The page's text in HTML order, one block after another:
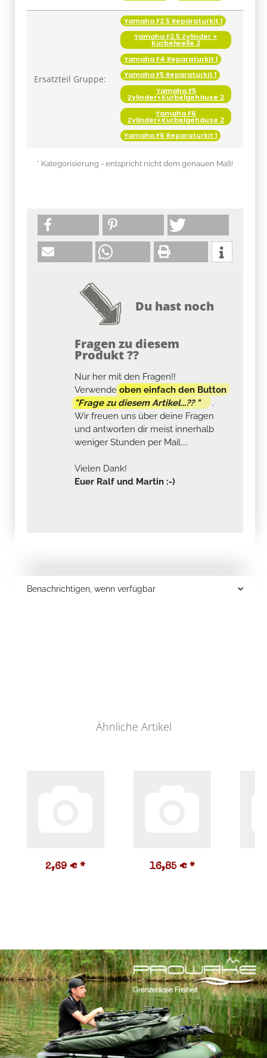
Ersatzteil Gruppe:
Yamaha F2.5 Reparaturkit 1
Yamaha F2.5 Zylinder +
Kurbelwelle 2
Yamaha F4 Reparaturkit 1
Yamaha F5 Reparaturkit 1
Yamaha F5
Zylinder+Kurbelgehäuse 2
Yamaha F6
Zylinder+Kurbelgehäuse 2
Yamaha F6 Reparaturkit 1
* Kategorisierung - entspricht nicht dem genauen Maß!
Du hast noch
Fragen zu diesem
Produkt ??
Nur her mit den Fragen!!
Verwendeoben einfach den Button
"Frage zu diesem Artikel...?? "
.
Wir freuen uns über deine Fragen
und antworten dir meist innerhalb
weniger Stunden per Mail....
Vielen Dank!
Euer Ralf und Martin :-)
Benachrichtigen, wenn verfügbar
Ähnliche Artikel
2,69 € * 16,85 € *